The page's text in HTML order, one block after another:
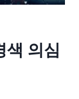
색 의심